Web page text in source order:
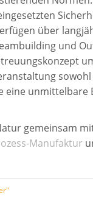
über
und
sowohl
eine unmittelbare
gemeinsam
Manufaktur